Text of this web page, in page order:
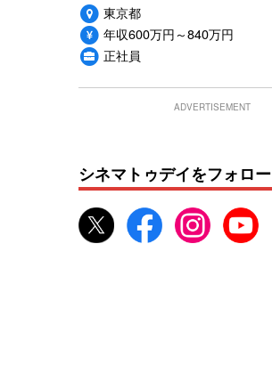
東京都
年収600万円～840万円
正社員
ADVERTISEMENT
シネマトゥデイをフォロー